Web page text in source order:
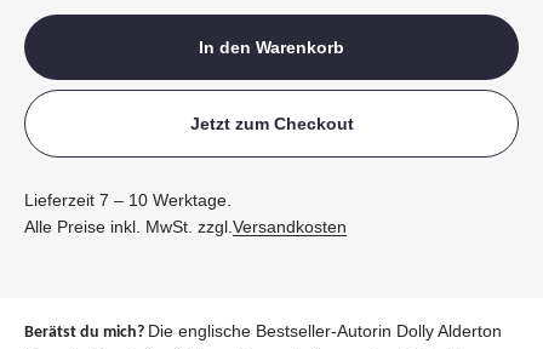
In den Warenkorb
Jetzt zum Checkout
Lieferzeit 7 – 10 Werktage.
Alle Preise inkl. MwSt. zzgl.Versandkosten
Berätst du mich? Die englische Bestseller-Autorin Dolly Alderton